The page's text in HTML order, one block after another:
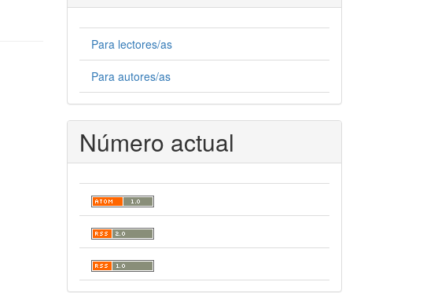
Para lectores/as
Para autores/as
Número actual